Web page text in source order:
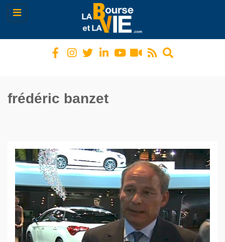
Toggle
navigation
frédéric banzet